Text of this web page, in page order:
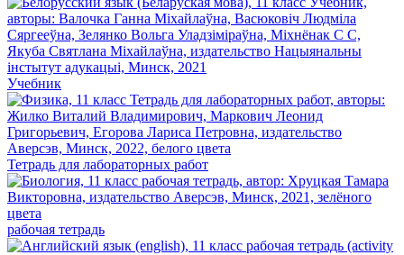
Учебник
Тетрадь для лабораторных работ
рабочая тетрадь